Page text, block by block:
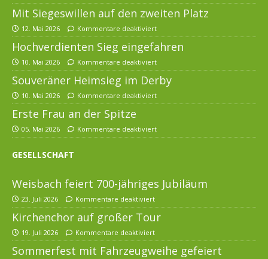
Mit Siegeswillen auf den zweiten Platz
12. Mai 2026 Kommentare deaktiviert
Hochverdienten Sieg eingefahren
10. Mai 2026 Kommentare deaktiviert
Souveräner Heimsieg im Derby
10. Mai 2026 Kommentare deaktiviert
Erste Frau an der Spitze
05. Mai 2026 Kommentare deaktiviert
GESELLSCHAFT
Weisbach feiert 700-jähriges Jubiläum
23. Juli 2026 Kommentare deaktiviert
Kirchenchor auf großer Tour
19. Juli 2026 Kommentare deaktiviert
Sommerfest mit Fahrzeugweihe gefeiert